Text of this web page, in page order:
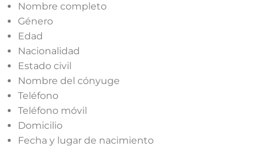
Nombre completo
Género
Edad
Nacionalidad
Estado civil
Nombre del cónyuge
Teléfono
Teléfono móvil
Domicilio
Fecha y lugar de nacimiento